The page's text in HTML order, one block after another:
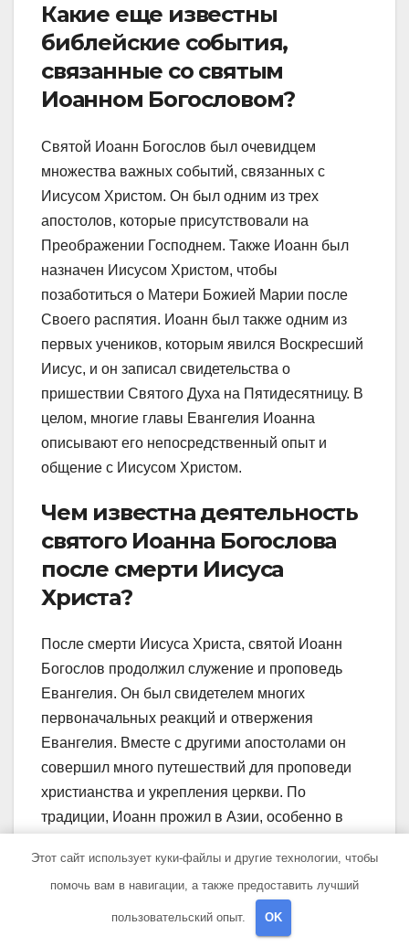
Какие еще известны
библейские события,
связанные со святым
Иоанном Богословом?
Святой Иоанн Богослов был очевидцем
множества важных событий, связанных с
Иисусом Христом. Он был одним из трех
апостолов, которые присутствовали на
Преображении Господнем. Также Иоанн был
назначен Иисусом Христом, чтобы
позаботиться о Матери Божией Марии после
Своего распятия. Иоанн был также одним из
первых учеников, которым явился Воскресший
Иисус, и он записал свидетельства о
пришествии Святого Духа на Пятидесятницу. В
целом, многие главы Евангелия Иоанна
описывают его непосредственный опыт и
общение с Иисусом Христом.
Чем известна деятельность
святого Иоанна Богослова
после смерти Иисуса
Христа?
После смерти Иисуса Христа, святой Иоанн
Богослов продолжил служение и проповедь
Евангелия. Он был свидетелем многих
первоначальных реакций и отвержения
Евангелия. Вместе с другими апостолами он
совершил много путешествий для проповеди
христианства и укрепления церкви. По
традиции, Иоанн прожил в Азии, особенно в
учителем веры для местных христиан. Он
также написал множество писем и
апокрифических текстов, которые являются
ценными источниками информации о ранней
Этот сайт использует куки-файлы и другие технологии, чтобы
помочь вам в навигации, а также предоставить лучший
пользовательский опыт. OK